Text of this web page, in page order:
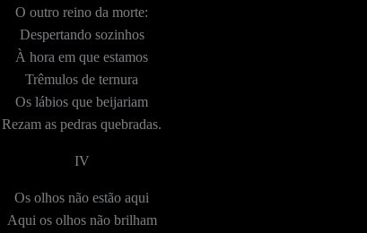
O outro reino da morte:
Despertando sozinhos
À hora em que estamos
Trêmulos de ternura
Os lábios que beijariam
Rezam as pedras quebradas.
IV
Os olhos não estão aqui
Aqui os olhos não brilham